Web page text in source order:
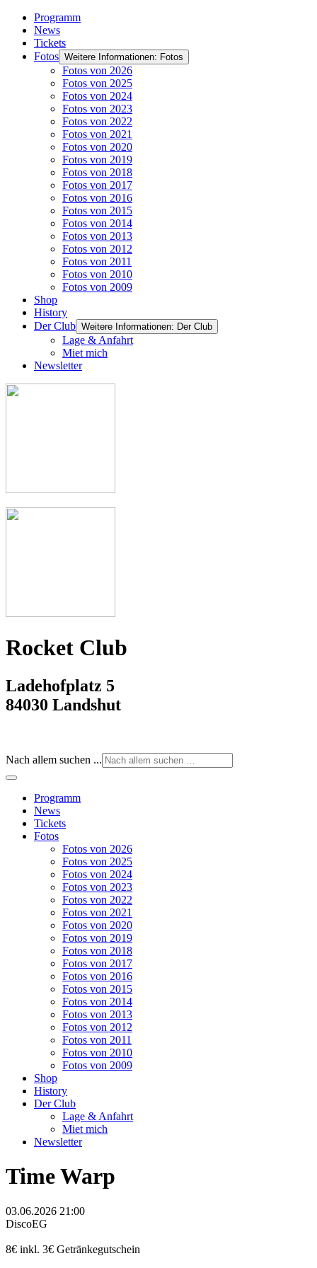
Programm
News
Tickets
Fotos Weitere Informationen: Fotos
Fotos von 2026
Fotos von 2025
Fotos von 2024
Fotos von 2023
Fotos von 2022
Fotos von 2021
Fotos von 2020
Fotos von 2019
Fotos von 2018
Fotos von 2017
Fotos von 2016
Fotos von 2015
Fotos von 2014
Fotos von 2013
Fotos von 2012
Fotos von 2011
Fotos von 2010
Fotos von 2009
Shop
History
Der Club Weitere Informationen: Der Club
Lage & Anfahrt
Miet mich
Newsletter
Rocket Club
Ladehofplatz 5
84030 Landshut
Nach allem suchen ...
Programm
News
Tickets
Fotos
Fotos von 2026
Fotos von 2025
Fotos von 2024
Fotos von 2023
Fotos von 2022
Fotos von 2021
Fotos von 2020
Fotos von 2019
Fotos von 2018
Fotos von 2017
Fotos von 2016
Fotos von 2015
Fotos von 2014
Fotos von 2013
Fotos von 2012
Fotos von 2011
Fotos von 2010
Fotos von 2009
Shop
History
Der Club
Lage & Anfahrt
Miet mich
Newsletter
Time Warp
03.06.2026 21:00
DiscoEG
8€ inkl. 3€ Getränkegutschein